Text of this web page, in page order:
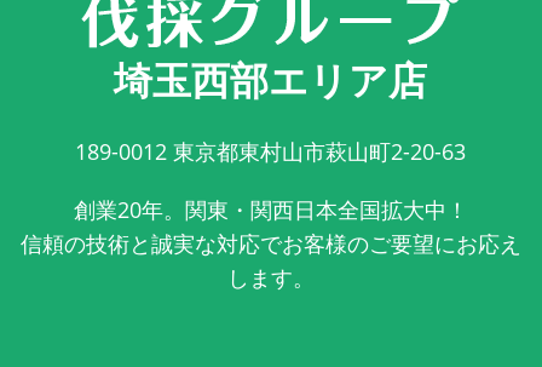
埼玉西部エリア店
189-0012 東京都東村山市萩山町2-20-63
創業20年。関東・関西日本全国拡大中！
信頼の技術と誠実な対応でお客様のご要望にお応え
します。